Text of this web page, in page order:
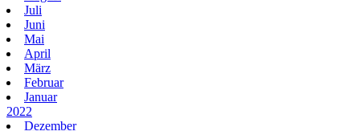
Juli
Juni
Mai
April
März
Februar
Januar
2022
Dezember